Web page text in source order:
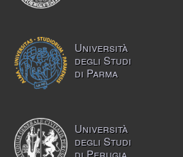
Università
degli Studi
di Parma
Università
degli Studi
di Perugia